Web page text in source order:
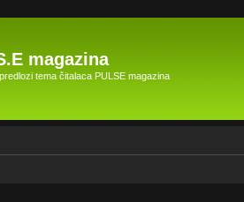
magazina
tema čitalaca PULSE magazina